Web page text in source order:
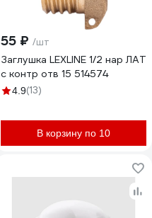
55 ₽ /шт
Заглушка LEXLINE 1/2 нар ЛАТ
с контр отв 15 514574
4.9(13)
В корзину по 10